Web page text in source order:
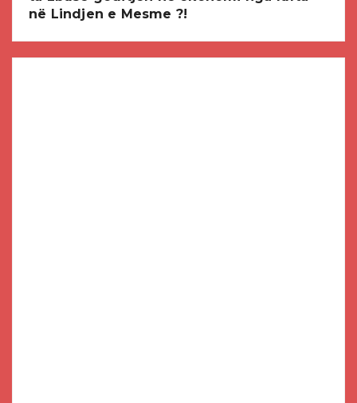
në Lindjen e Mesme ?!